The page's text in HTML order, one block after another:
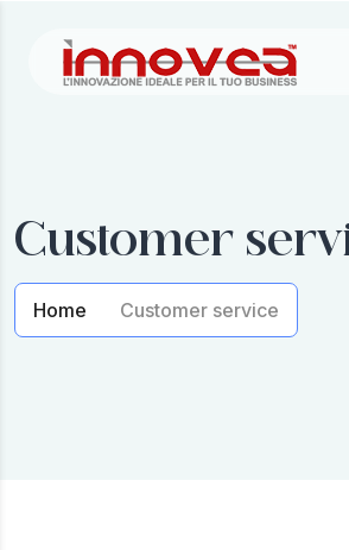
Customer
Home Customer service